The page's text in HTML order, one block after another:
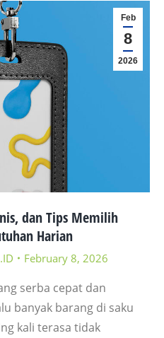
Feb
8
2026
dan Tips Memilih
Harian
February 8, 2026
serba cepat dan
banyak barang di saku
kali terasa tidak